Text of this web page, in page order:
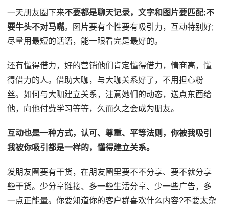
一天朋友圈下来不要都是聊天记录，文字和图片要匹配;不
要牛头不对马嘴。图片要有个性要有吸引力，互动特别好;
尽量用最短的话语，能一眼看完是最好的。
还有懂得借力，好的营销他们肯定懂得借力，情商高，懂
得借力的人。借助大咖，与大咖关系好了，不用担心粉
丝。如何与大咖建立关系，注意她们的动态，送点东西给
他，向他付费学习等等，久而久之会成为朋友。
互动也是一种方式，认可、尊重、平等法则，你被我吸引
我被你吸引都是一样的，懂得建立关系。
发朋友圈要有干货，在朋友圈里要不不分享、要不就分享
些干货。少分享链接、多一些生活分享、少一些广告，多
一点正能量。你要知道你的客户群喜欢什么内容?不要太杂